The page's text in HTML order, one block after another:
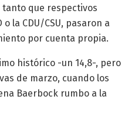
tanto que respectivos
la CDU/CSU, pasaron a
por cuenta propia.
histórico -un 14,8-, pero
de marzo, cuando los
Baerbock rumbo a la